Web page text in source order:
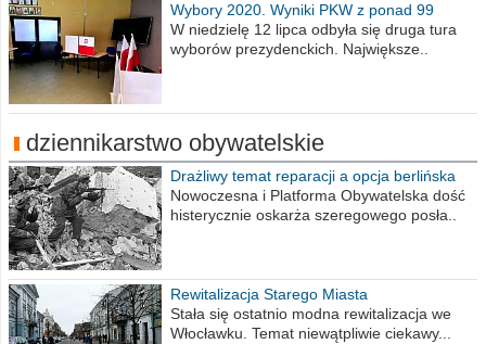
Wybory 2020. Wyniki PKW z ponad 99
procent obwodów
W niedzielę 12 lipca odbyła się druga tura
wyborów prezydenckich. Największe..
dziennikarstwo obywatelskie
Drażliwy temat reparacji a opcja berlińska
Nowoczesna i Platforma Obywatelska dość
histerycznie oskarża szeregowego posła..
Rewitalizacja Starego Miasta
Stała się ostatnio modna rewitalizacja we
Włocławku. Temat niewątpliwie ciekawy...